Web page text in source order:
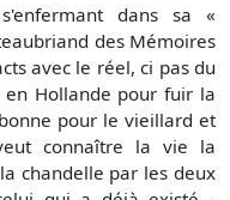
dans sa «
des Mémoires
avec le réel, ci pas du
Hollande pour fuir la
pour le vieillard et
connaître la vie la
chandelle par les deux